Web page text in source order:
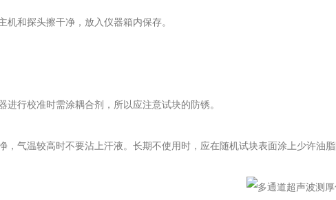
和探头擦干净，放入仪器箱内保存。
行校准时需涂耦合剂，所以应注意试块的防锈。
气温较高时不要沾上汗液。长期不使用时，应在随机试块表面涂上少许油脂